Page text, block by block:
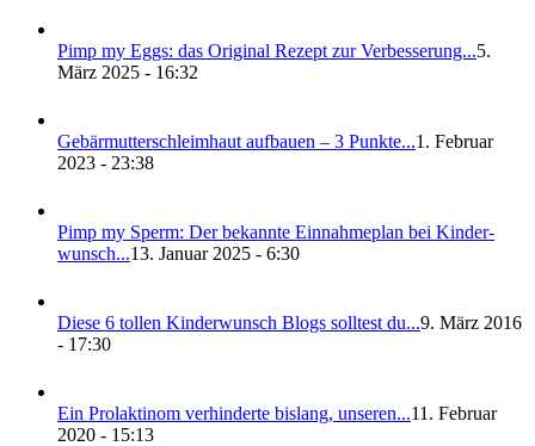
Pimp my Eggs: das Ori­gi­nal Rezept zur Ver­bes­se­rung...5.
März 2025 - 16:32
Gebär­mut­ter­schleim­haut auf­bau­en – 3 Punk­te...1. Februar
2023 - 23:38
Pimp my Sperm: Der bekann­te Ein­nah­me­plan bei Kin­der­
wunsch...13. Januar 2025 - 6:30
Die­se 6 tol­len Kin­der­wunsch Blogs soll­test du...9. März 2016
- 17:30
Ein Pro­lak­ti­nom ver­hin­der­te bis­lang, unse­ren...11. Februar
2020 - 15:13